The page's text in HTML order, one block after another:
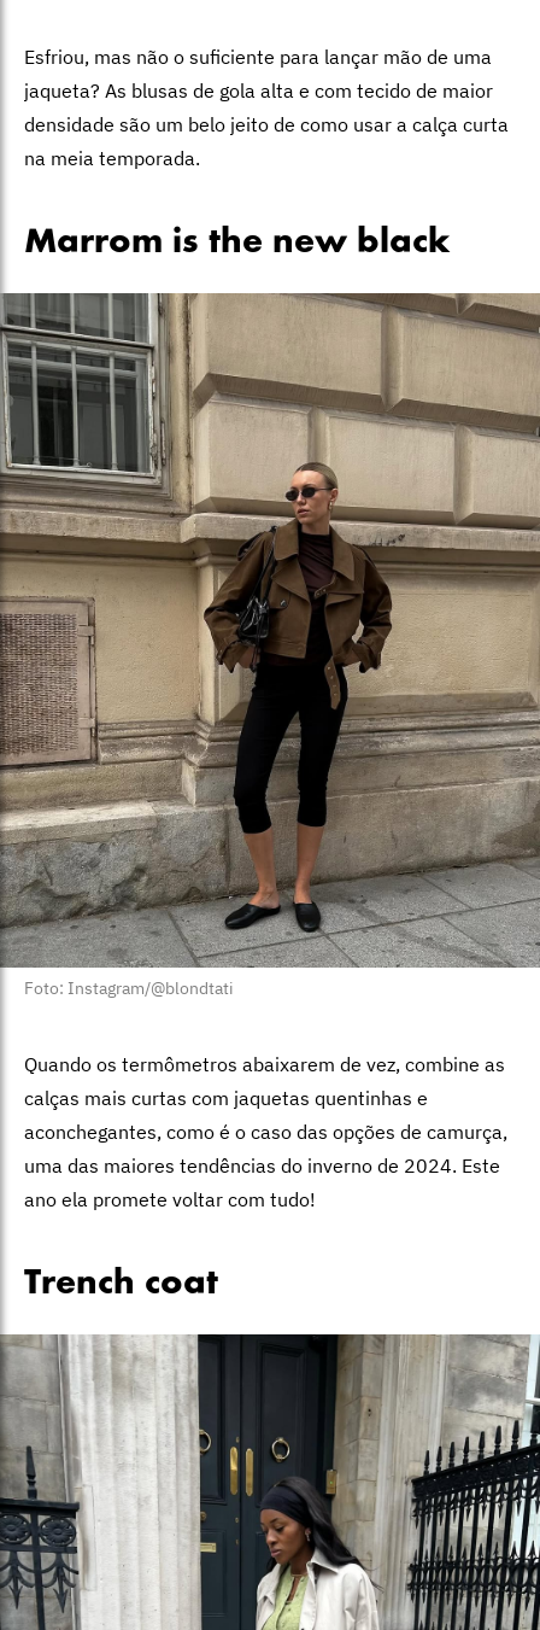
Esfriou, mas não o suficiente para lançar mão de uma
jaqueta? As blusas de gola alta e com tecido de maior
densidade são um belo jeito de como usar a calça curta
na meia temporada.
Marrom is the new black
Foto: Instagram/@blondtati
Quando os termômetros abaixarem de vez, combine as
calças mais curtas com jaquetas quentinhas e
aconchegantes, como é o caso das opções de camurça,
uma das maiores tendências do inverno de 2024. Este
ano ela promete voltar com tudo!
Trench coat